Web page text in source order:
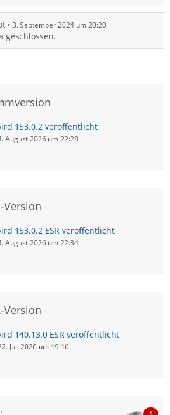
3. September 2024 um 20:20
geschlossen.
153.0.2 veröffentlicht
August 2026 um 22:28
Version
153.0.2 ESR veröffentlicht
August 2026 um 22:34
Version
140.13.0 ESR veröffentlicht
Juli 2026 um 19:16